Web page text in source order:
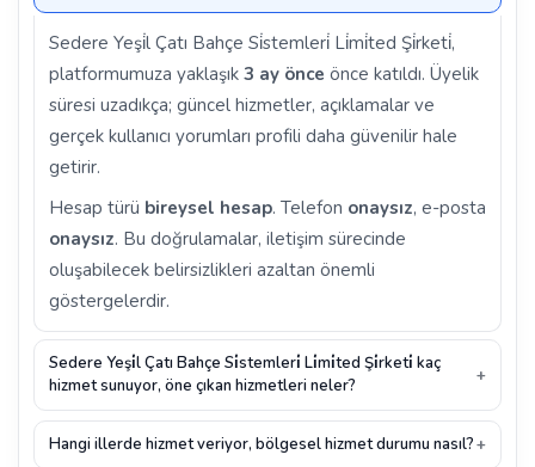
Sedere Yeşi̇l Çatı Bahçe Si̇stemleri̇ Li̇mi̇ted Şi̇rketi̇,
platformumuza yaklaşık 3 ay önce önce katıldı. Üyelik
süresi uzadıkça; güncel hizmetler, açıklamalar ve
gerçek kullanıcı yorumları profili daha güvenilir hale
getirir.
Hesap türü bireysel hesap. Telefon onaysız, e-posta
onaysız. Bu doğrulamalar, iletişim sürecinde
oluşabilecek belirsizlikleri azaltan önemli
göstergelerdir.
Sedere Yeşi̇l Çatı Bahçe Si̇stemleri̇ Li̇mi̇ted Şi̇rketi̇ kaç
hizmet sunuyor, öne çıkan hizmetleri neler?
Hangi illerde hizmet veriyor, bölgesel hizmet durumu nasıl?